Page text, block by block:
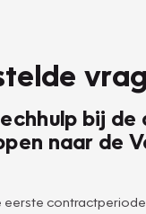
bij de
naar de
contractperiode